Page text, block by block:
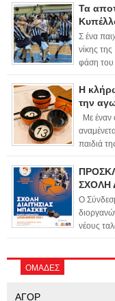
Τα
Σ ένα
νίκης
φάση του
Η
την
Με έναν
παιδιά
ΣΧΟΛΗ
Ο
νέους
ΟΜΑΔΕΣ
ΑΓΟΡ